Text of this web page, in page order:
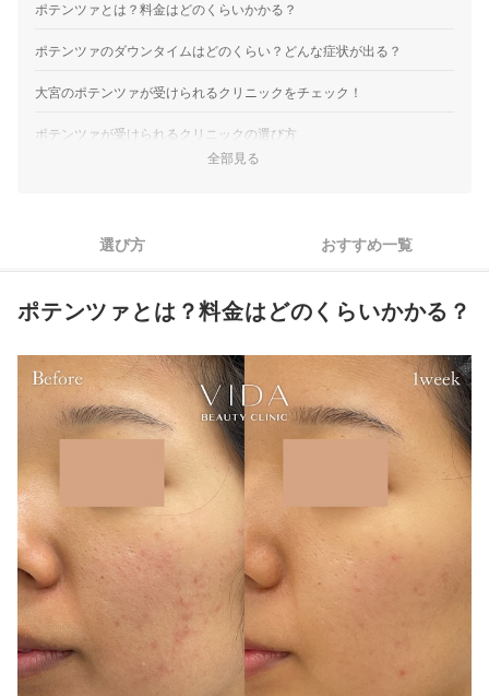
ポテンツァとは？料金はどのくらいかかる？
ポテンツァのダウンタイムはどのくらい？どんな症状が出る？
大宮のポテンツァが受けられるクリニックをチェック！
ポテンツァが受けられるクリニックの選び方
痛みが気になるなら麻酔があるクリニックを選ぼう
肌悩みに合わせた施術方法を提案してくれるかをカウンセリン
ポテンツァは何回で効果がでるの？定期的に通うべき？
ポテンツァとダーマペンは同じ？なにが違うの？
全部見る
選び方 おすすめ一覧
ポテンツァとは？料金はどのくらいかかる？